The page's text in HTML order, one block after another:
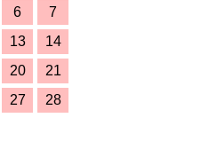
6
7
13
14
20
21
27
28